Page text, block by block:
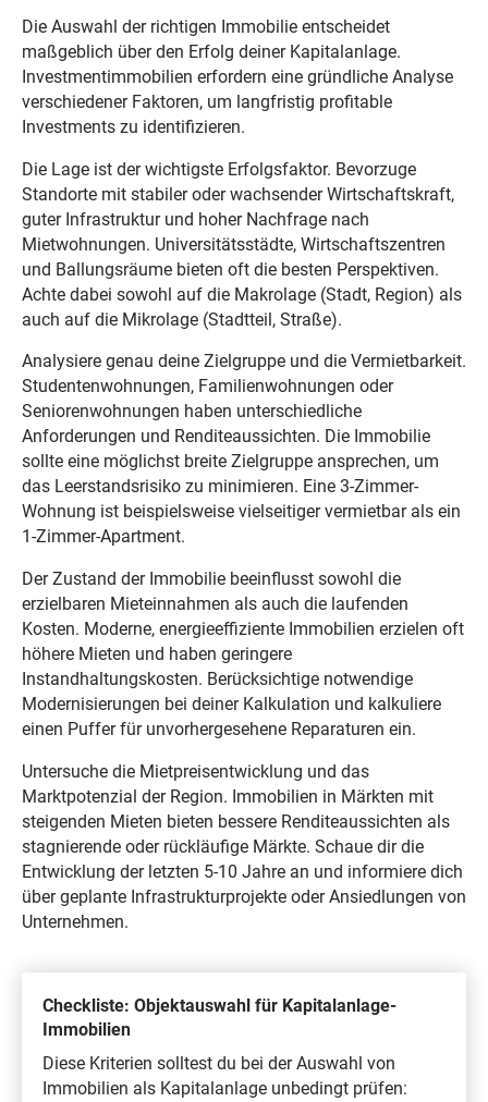
Die Auswahl der richtigen Immobilie entscheidet
maßgeblich über den Erfolg deiner Kapitalanlage.
Investmentimmobilien erfordern eine gründliche Analyse
verschiedener Faktoren, um langfristig profitable
Investments zu identifizieren.
Die Lage ist der wichtigste Erfolgsfaktor. Bevorzuge
Standorte mit stabiler oder wachsender Wirtschaftskraft,
guter Infrastruktur und hoher Nachfrage nach
Mietwohnungen. Universitätsstädte, Wirtschaftszentren
und Ballungsräume bieten oft die besten Perspektiven.
Achte dabei sowohl auf die Makrolage (Stadt, Region) als
auch auf die Mikrolage (Stadtteil, Straße).
Analysiere genau deine Zielgruppe und die Vermietbarkeit.
Studentenwohnungen, Familienwohnungen oder
Seniorenwohnungen haben unterschiedliche
Anforderungen und Renditeaussichten. Die Immobilie
sollte eine möglichst breite Zielgruppe ansprechen, um
das Leerstandsrisiko zu minimieren. Eine 3-Zimmer-
Wohnung ist beispielsweise vielseitiger vermietbar als ein
1-Zimmer-Apartment.
Der Zustand der Immobilie beeinflusst sowohl die
erzielbaren Mieteinnahmen als auch die laufenden
Kosten. Moderne, energieeffiziente Immobilien erzielen oft
höhere Mieten und haben geringere
Instandhaltungskosten. Berücksichtige notwendige
Modernisierungen bei deiner Kalkulation und kalkuliere
einen Puffer für unvorhergesehene Reparaturen ein.
Untersuche die Mietpreisentwicklung und das
Marktpotenzial der Region. Immobilien in Märkten mit
steigenden Mieten bieten bessere Renditeaussichten als
stagnierende oder rückläufige Märkte. Schaue dir die
Entwicklung der letzten 5-10 Jahre an und informiere dich
über geplante Infrastrukturprojekte oder Ansiedlungen von
Unternehmen.
Checkliste: Objektauswahl für Kapitalanlage-
Immobilien
Diese Kriterien solltest du bei der Auswahl von
Immobilien als Kapitalanlage unbedingt prüfen: